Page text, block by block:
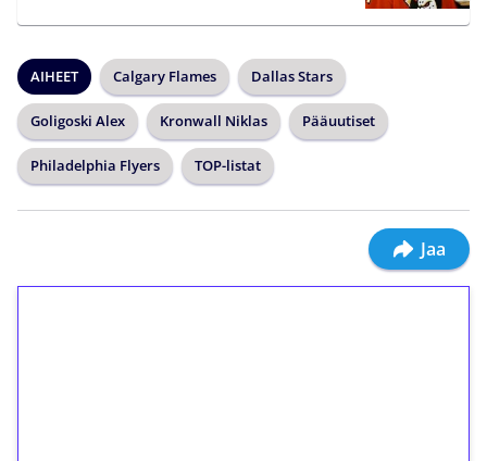
AIHEET Calgary Flames Dallas Stars
Goligoski Alex Kronwall Niklas Pääuutiset
Philadelphia Flyers TOP-listat
Jaa